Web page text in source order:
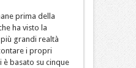
prima della
ha visto la
grandi realtà
i propri
è basato su cinque